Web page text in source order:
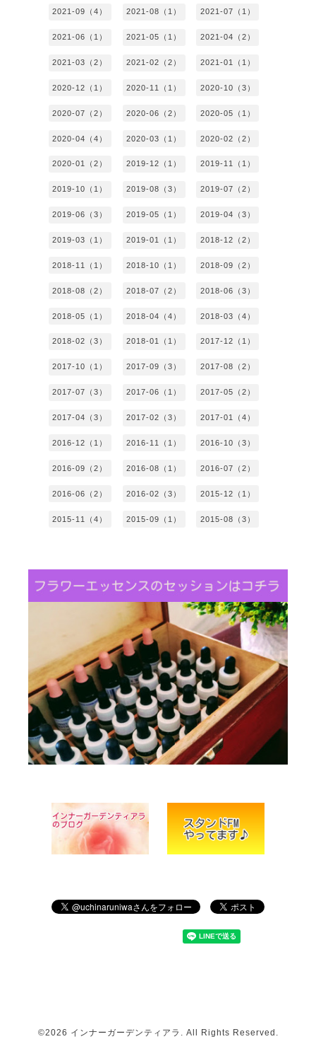
2021-09（4） 2021-08（1） 2021-07（1）
2021-06（1） 2021-05（1） 2021-04（2）
2021-03（2） 2021-02（2） 2021-01（1）
2020-12（1） 2020-11（1） 2020-10（3）
2020-07（2） 2020-06（2） 2020-05（1）
2020-04（4） 2020-03（1） 2020-02（2）
2020-01（2） 2019-12（1） 2019-11（1）
2019-10（1） 2019-08（3） 2019-07（2）
2019-06（3） 2019-05（1） 2019-04（3）
2019-03（1） 2019-01（1） 2018-12（2）
2018-11（1） 2018-10（1） 2018-09（2）
2018-08（2） 2018-07（2） 2018-06（3）
2018-05（1） 2018-04（4） 2018-03（4）
2018-02（3） 2018-01（1） 2017-12（1）
2017-10（1） 2017-09（3） 2017-08（2）
2017-07（3） 2017-06（1） 2017-05（2）
2017-04（3） 2017-02（3） 2017-01（4）
2016-12（1） 2016-11（1） 2016-10（3）
2016-09（2） 2016-08（1） 2016-07（2）
2016-06（2） 2016-02（3） 2015-12（1）
2015-11（4） 2015-09（1） 2015-08（3）
©2026 インナーガーデンティアラ . All Rights Reserved.